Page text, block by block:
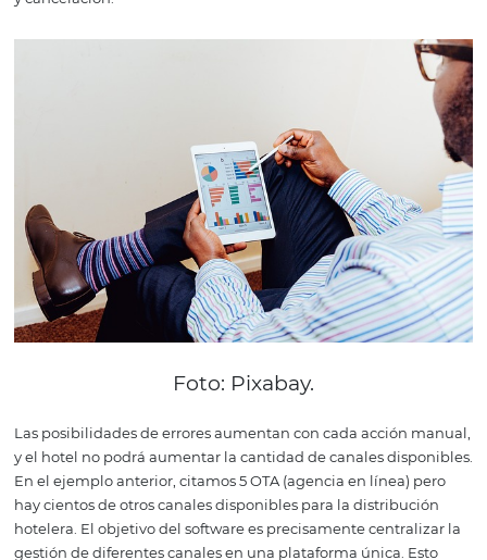
de inmediato y en todos los canales, el hotel puede
reservas para una habitación que ya no está disponible.
puede ocasionar serios problemas, como el exceso de
que requiere que el hotel asuma loscostos
de
este huésped durante todo el período de reserva en
Ahora piensa repetir esta acción de acceder a las
todos los canales una y otra vez con cada nueva
y cancelación.